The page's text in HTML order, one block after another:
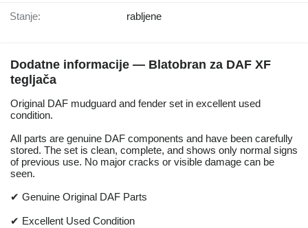
Stanje: rabljene
Dodatne informacije — Blatobran za DAF XF
tegljača
Original DAF mudguard and fender set in excellent used
condition.
All parts are genuine DAF components and have been carefully
stored. The set is clean, complete, and shows only normal signs
of previous use. No major cracks or visible damage can be
seen.
✔ Genuine Original DAF Parts
✔ Excellent Used Condition